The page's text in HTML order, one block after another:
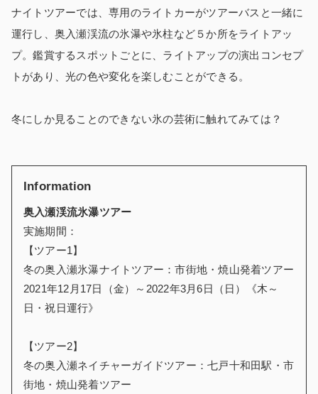
ナイトツアーでは、専用のライトカーがツアーバスと一緒に
運行し、奥入瀬渓流の氷瀑や氷柱など５か所をライトアッ
プ。鑑賞するスポットごとに、ライトアップの演出コンセプ
トがあり、光の色や変化を楽しむことができる。
冬にしか見ることのできない氷の芸術に触れてみては？
Information
奥入瀬渓流氷瀑ツアー
実施期間：
【ツアー1】
冬の奥入瀬氷瀑ナイトツアー：市街地・焼山発着ツアー
2021年12 月 17日（金）～ 2022年3月6日（日）《木～
日・祝日運行》
【ツアー2】
冬の奥入瀬ネイチャーガイドツアー：七戸十和田駅・市
街地・焼山発着ツアー